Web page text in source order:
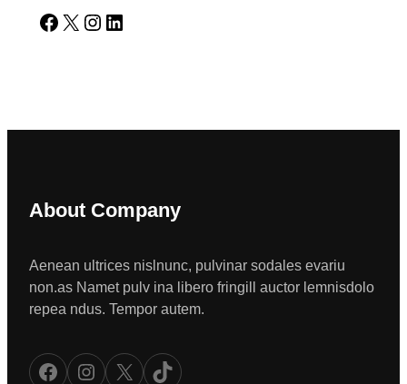
Facebook X Instagram LinkedIn
About Company
Aenean ultrices nislnunc, pulvinar sodales evariu
non.as Namet pulv ina libero fringill auctor lemnisdolo
repea ndus. Tempor autem.
Facebook Instagram X TikTok